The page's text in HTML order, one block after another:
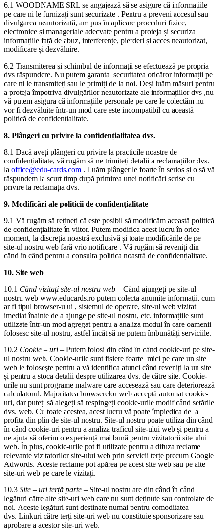
6.1 WOODNAME SRL se angajează să se asigure că informațiile
pe care ni le furnizați sunt securizate . Pentru a preveni accesul sau
divulgarea neautorizată, am pus în aplicare proceduri fizice,
electronice și manageriale adecvate pentru a proteja și securiza
informațiile față de abuz, interferențe, pierderi și acces neautorizat,
modificare și dezvăluire.
6.2 Transmiterea și schimbul de informații se efectuează pe propria
dvs răspundere. Nu putem garanta securitatea oricăror informații pe
care ni le transmiteți sau le primiți de la noi. Deși luăm măsuri pentru
a proteja împotriva divulgărilor neautorizate ale informațiilor dvs ,nu
vă putem asigura că informațiile personale pe care le colectăm nu
vor fi dezvăluite într-un mod care este incompatibil cu această
politică de confidențialitate.
8. Plângeri cu privire la confidențialitatea dvs.
8.1 Dacă aveți plângeri cu privire la practicile noastre de
confidențialitate, vă rugăm să ne trimiteți detalii a reclamațiilor dvs.
la office@edu-cards.com . Luăm plângerile foarte în serios și o să vă
răspundem la scurt timp după primirea unei notificări scrise cu
privire la reclamația dvs.
9. Modificări ale politicii de confidențialitate
9.1 Vă rugăm să rețineți că este posibil să modificăm această politică
de confidențialitate în viitor. Putem modifica acest lucru în orice
moment, la discreția noastră exclusivă și toate modificările de pe
site-ul nostru web fară vrio notificare . Vă rugăm să reveniți din
când în când pentru a consulta politica noastră de confidențialitate.
10. Site web
10.1 Când vizitați site-ul nostru web – Când ajungeți pe site-ul
nostru web www.educards.ro putem colecta anumite informații, cum
ar fi tipul browser-ului , sistemul de operare, site-ul web vizitat
imediat înainte de a ajunge pe site-ul nostru, etc. informațiile sunt
utilizate într-un mod agregat pentru a analiza modul în care oamenii
folosesc site-ul nostru, astfel încât să ne putem îmbunătăți serviciile.
10.2 Cookie – uri – Putem folosi din când în când cookie-uri pe site-
ul nostru web. Cookie-urile sunt fișiere foarte mici pe care un site
web le folosește pentru a vă identifica atunci când reveniți la un site
și pentru a stoca detalii despre utilizarea dvs. de către site. Cookie-
urile nu sunt programe malware care accesează sau care deteriorează
calculatorul. Majoritatea browserelor web acceptă automat cookie-
uri, dar puteți să alegeți să respingeți cookie-urile modificând setările
dvs. web. Cu toate acestea, acest lucru vă poate împiedica de a
profita din plin de site-ul nostru. Site-ul nostru poate utiliza din când
în când cookie-uri pentru a analiza traficul site-ului web și pentru a
ne ajuta să oferim o experiență mai bună pentru vizitatorii site-ului
web. În plus, cookie-urile pot fi utilizate pentru a difuza reclame
relevante vizitatorilor site-ului web prin servicii terțe precum Google
Adwords. Aceste reclame pot apărea pe acest site web sau pe alte
site-uri web pe care le vizitați.
10.3 Site – uri terță parte – Site-ul nostru are din când în când
legături către alte site-uri web care nu sunt deținute sau controlate de
noi. Aceste legături sunt destinate numai pentru comoditatea
dvs. Linkuri către terți site-uri web nu constituie sponsorizare sau
aprobare a acestor site-uri web.